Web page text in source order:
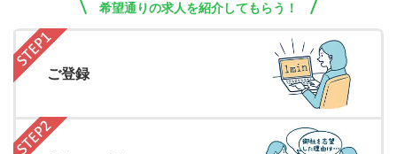
希望通りの求人を紹介してもらう！
ご登録